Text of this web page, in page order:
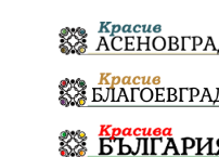
сигнали проверки
дебат детектор на
честност срещи